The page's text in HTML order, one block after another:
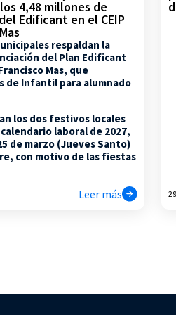
4,48 millones de
Edificant en el CEIP
respaldan la
del Plan Edificant
Mas, que
de Infantil para alumnado
los dos festivos locales
laboral de 2027,
de marzo (Jueves Santo)
con motivo de las fiestas
Leer más